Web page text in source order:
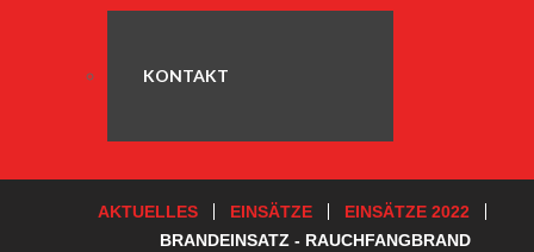
KONTAKT
AKTUELLES EINSÄTZE
EINSÄTZE 2022
BRANDEINSATZ - RAUCHFANGBRAND